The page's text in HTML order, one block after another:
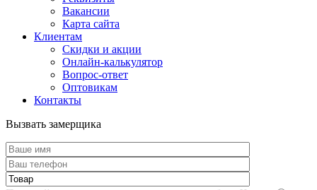
Вакансии
Карта сайта
Клиентам
Скидки и акции
Онлайн-калькулятор
Вопрос-ответ
Оптовикам
Контакты
Вызвать замерщика